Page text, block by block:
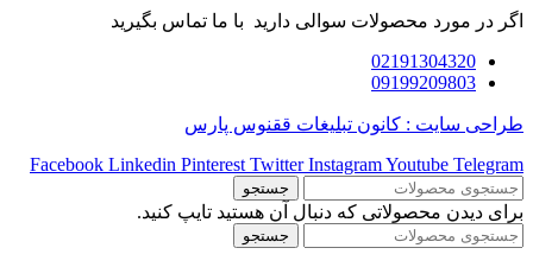
اگر در مورد محصولات سوالی دارید با ما تماس بگیرید
02191304320
09199209803
طراحی سایت : کانون تبلیغات ققنوس پارس
Facebook Linkedin Pinterest Twitter InstagramYoutube Telegram
جستجو
برای دیدن محصولاتی که دنبال آن هستید تایپ کنید.
جستجو